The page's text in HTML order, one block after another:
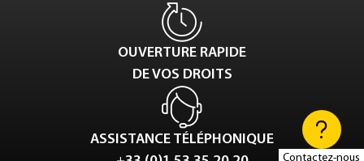
Contactez-nous
OUVERTURE RAPIDE
DE VOS DROITS
ASSISTANCE TÉLÉPHONIQUE